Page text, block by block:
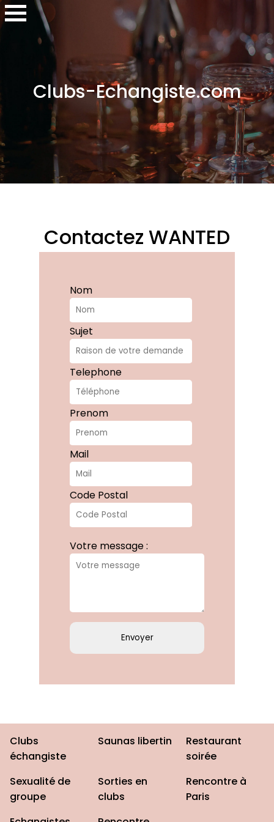
Clubs-Echangiste.com
Contactez WANTED
Nom
Sujet
Telephone
Prenom
Mail
Code Postal
Votre message :
Clubs
échangiste
Saunas libertin
Restaurant
soirée
Sexualité de
groupe
Sorties en
clubs
Rencontre à
Paris